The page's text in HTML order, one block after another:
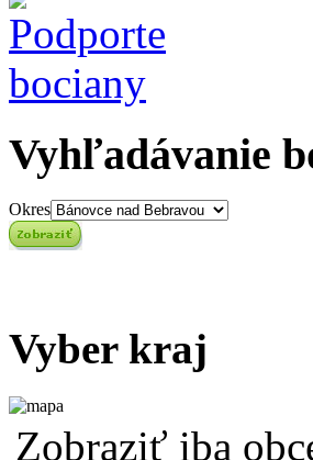
Vyhľadávanie
Okres
Vyber kraj
Zobraziť iba